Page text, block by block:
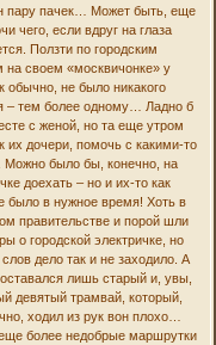
пару пачек… Может быть, еще
чего, если вдруг на глаза
Ползти по городским
на своем «москвичонке» у
обычно, не было никакого
– тем более одному… Ладно б
с женой, но та еще утром
их дочери, помочь с какими-то
Можно было бы, конечно, на
доехать – но и их-то как
было в нужное время! Хоть в
правительстве и порой шли
о городской электричке, но
дело так и не заходило. А
лишь старый и, увы,
девятый трамвай, который,
ходил из рук вон плохо…
более недобрые маршрутки